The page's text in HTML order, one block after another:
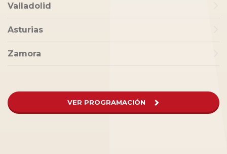
Valladolid
Asturias
Zamora
VER PROGRAMACIÓN